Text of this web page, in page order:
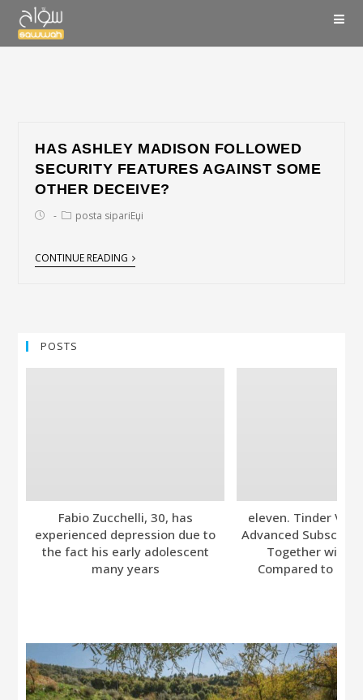
HAS ASHLEY MADISON FOLLOWED
SECURITY FEATURES AGAINST SOME
OTHER DECEIVE?
posta sipariЕџi
CONTINUE READING
POSTS
Fabio Zucchelli, 30, has
experienced depression due to
the fact his early adolescent
many years
eleven. Tinder
Advanced
Together with
Compared to